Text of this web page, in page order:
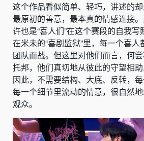
这个作品看似简单、轻巧，讲述的
最原初的善意，最本真的情感连接
许也是“喜人们”在这个赛段的自我写
在米未的“喜剧监狱”里，每一个喜
团队而战。但这里对他们而言，何
托邦，他们真切地从彼此的守望相助
因此，不需要结构、大底、反转，每
每一个细节里流动的情意，很自然
观众。